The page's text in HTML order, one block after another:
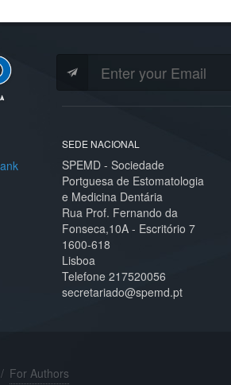
SEDE NACIONAL
SPEMD - Sociedade
Portguesa de Estomatologia
e Medicina Dentária
Rua Prof. Fernando da
Fonseca,10A - Escritório 7
1600-618
Lisboa
Telefone 217520056
secretariado@spemd.pt
/ For Authors